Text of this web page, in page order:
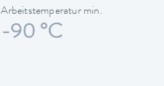
Arbeitstemperatur min.
-90 °C